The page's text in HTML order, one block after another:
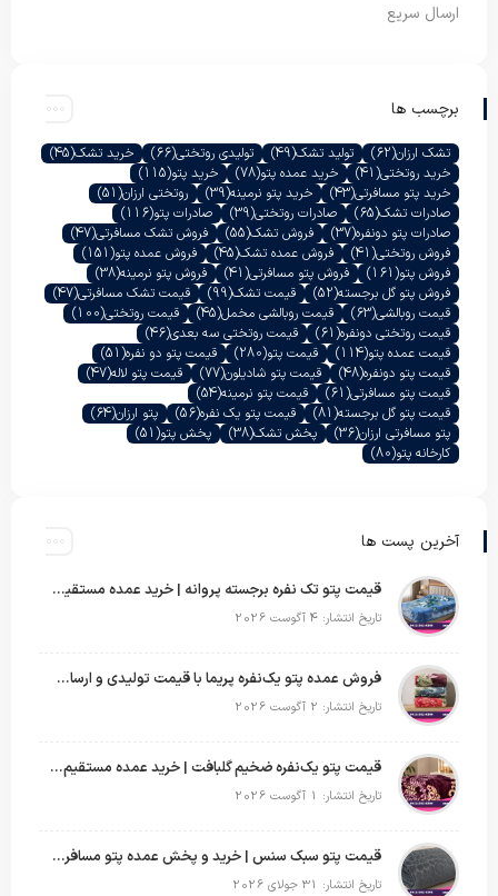
ارسال سریع
برچسب ها
تشک ارزان(62) تولید تشک(49) تولیدی روتختی(66) خرید تشک(45)
خرید روتختی(41) خرید عمده پتو(78) خرید پتو(115)
خرید پتو مسافرتی(43) خرید پتو نرمینه(39) روتختی ارزان(51)
صادرات تشک(65) صادرات روتختی(39) صادرات پتو(116)
صادرات پتو دونفره(37) فروش تشک(55) فروش تشک مسافرتی(47)
فروش روتختی(41) فروش عمده تشک(45) فروش عمده پتو(151)
فروش پتو(161) فروش پتو مسافرتی(41) فروش پتو نرمینه(38)
فروش پتو گل برجسته(52) قیمت تشک(99) قیمت تشک مسافرتی(47)
قیمت روبالشی(63) قیمت روبالشی مخمل(45) قیمت روتختی(100)
قیمت روتختی دونفره(61) قیمت روتختی سه بعدی(46)
قیمت عمده پتو(114) قیمت پتو(280) قیمت پتو دو نفره(51)
قیمت پتو دونفره(48) قیمت پتو شادیلون(77) قیمت پتو لاله(47)
قیمت پتو مسافرتی(61) قیمت پتو نرمینه(54)
قیمت پتو گل برجسته(81) قیمت پتو یک نفره(56) پتو ارزان(64)
پتو مسافرتی ارزان(36) پخش تشک(38) پخش پتو(51)
کارخانه پتو(80)
آخرین پست ها
قیمت پتو تک نفره برجسته پروانه | خرید عمده مستقیم با بهترین قیمت بازار
تاریخ انتشار: 4 آگوست 2026
فروش عمده پتو یک‌نفره پریما با قیمت تولیدی و ارسال به سراسر کشور
تاریخ انتشار: 2 آگوست 2026
قیمت پتو یک‌نفره ضخیم گلبافت | خرید عمده مستقیم با بهترین قیمت
تاریخ انتشار: 1 آگوست 2026
قیمت پتو سبک سنس | خرید و پخش عمده پتو مسافرتی Sense
تاریخ انتشار: 31 جولای 2026